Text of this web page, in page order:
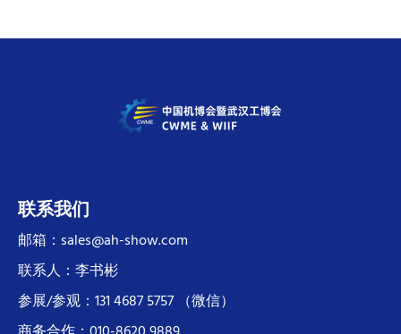
联系我们
邮箱：sales@ah-show.com
联系人：李书彬
参展/参观：131 4687 5757 （微信）